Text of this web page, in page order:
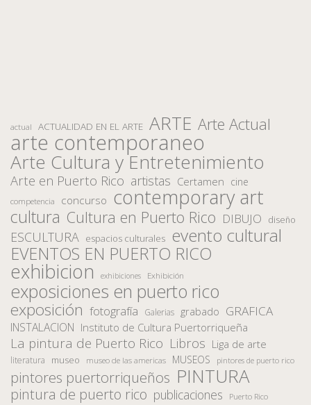
actual ACTUALIDAD EN EL ARTE ARTE Arte Actual
arte contemporaneo
Arte Cultura y Entretenimiento
Arte en Puerto Rico artistas Certamen cine
competencia concurso contemporary art
cultura Cultura en Puerto Rico DIBUJO diseño
ESCULTURA espacios culturales evento cultural
EVENTOS EN PUERTO RICO
exhibicion exhibiciones Exhibición
exposiciones en puerto rico
exposición fotografía Galerias grabado GRAFICA
INSTALACION Instituto de Cultura Puertorriqueña
La pintura de Puerto Rico Libros Liga de arte
literatura museo museo de las americas MUSEOS pintores de puerto rico
pintores puertorriqueños PINTURA
pintura de puerto rico publicaciones Puerto Rico